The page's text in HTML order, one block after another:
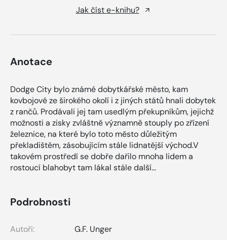
Jak číst e-knihu?
Anotace
Dodge City bylo známé dobytkářské město, kam
kovbojové ze širokého okolí i z jiných států hnali dobytek
z rančů. Prodávali jej tam usedlým překupníkům, jejichž
možnosti a zisky zvláštně významně stouply po zřízení
železnice, na které bylo toto město důležitým
překladištěm, zásobujícím stále lidnatější východ.V
takovém prostředí se dobře dařilo mnoha lidem a
rostoucí blahobyt tam lákal stále další...
Podrobnosti
Autoři:
G.F. Unger